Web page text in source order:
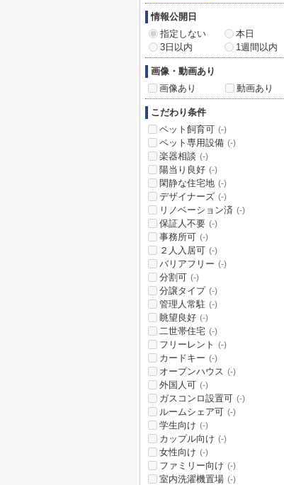
情報公開日
指定しない
本日
3日以内
1週間以内
画像・動画あり
画像あり
動画あり
こだわり条件
ペット飼育可 (-)
ペット専用設備 (-)
楽器相談 (-)
陽当り良好 (-)
閑静な住宅地 (-)
デザイナーズ (-)
リノベーション済 (-)
保証人不要 (-)
事務所可 (-)
２人入居可 (-)
バリアフリー (-)
分割可 (-)
分譲タイプ (-)
管理人常駐 (-)
眺望良好 (-)
二世帯住宅 (-)
フリーレント (-)
カードキー (-)
オープンハウス (-)
外国人可 (-)
ガスコンロ設置可 (-)
ルームシェア可 (-)
学生向け (-)
カップル向け (-)
女性向け (-)
ファミリー向け (-)
室内洗濯機置場 (-)